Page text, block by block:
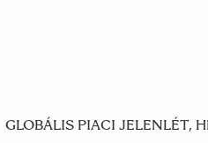
GLOBÁLIS PIACI JELENLÉT,